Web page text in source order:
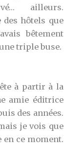
ailleurs.
des hôtels que
bêtement
triple buse.
à partir à la
amie éditrice
des années.
je vois que
ce moment.